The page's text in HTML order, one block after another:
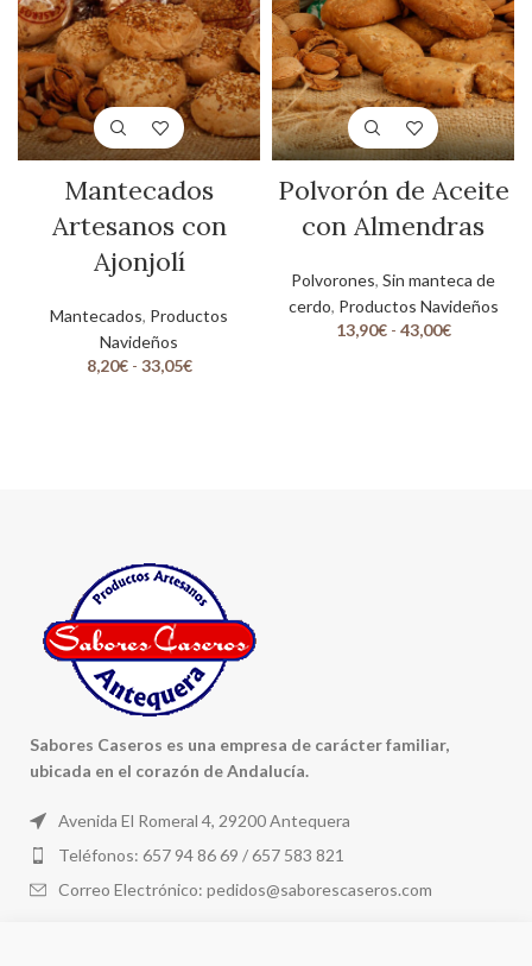
Mantecados
Artesanos con
Ajonjolí
Mantecados, Productos
Navideños
8,20€ - 33,05€
Polvorón de Aceite
con Almendras
Polvorones, Sin manteca de
cerdo, Productos Navideños
13,90€ - 43,00€
Sabores Caseros es una empresa de carácter familiar,
ubicada en el corazón de Andalucía.
Avenida El Romeral 4, 29200 Antequera
Teléfonos: 657 94 86 69 / 657 583 821
Correo Electrónico: pedidos@saborescaseros.com